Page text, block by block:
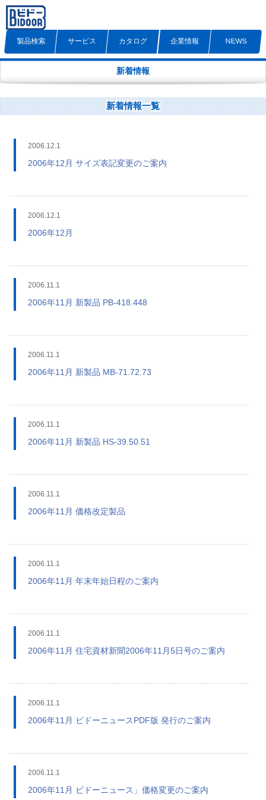
製品検索 サービス カタログ 企業情報 NEWS
新着情報
新着情報一覧
2006.12.1
2006年12月 サイズ表記変更のご案内
2006.12.1
2006年12月
2006.11.1
2006年11月 新製品 PB-418.448
2006.11.1
2006年11月 新製品 MB-71.72.73
2006.11.1
2006年11月 新製品 HS-39.50.51
2006.11.1
2006年11月 価格改定製品
2006.11.1
2006年11月 年末年始日程のご案内
2006.11.1
2006年11月 住宅資材新聞2006年11月5日号のご案内
2006.11.1
2006年11月 ビドーニュースPDF版 発行のご案内
2006.11.1
2006年11月 ビドーニュース」価格変更のご案内